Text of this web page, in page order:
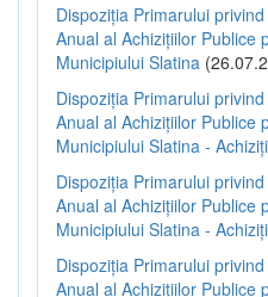
Dispoziția Primarului
Anual al Achizițiilor Publice
Municipiului Slatina
Dispoziția Primarului
Anual al Achizițiilor Publice
Municipiului Slatina -
Dispoziția Primarului
Anual al Achizițiilor Publice
Municipiului Slatina -
Dispoziția Primarului
Anual al Achizițiilor Publice